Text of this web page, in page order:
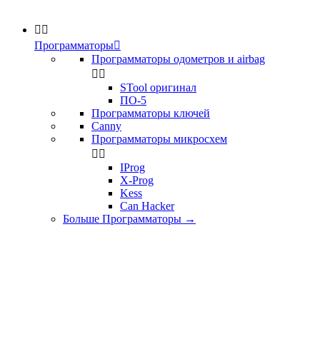
 
Программаторы
Программаторы одометров и airbag
 
STool оригинал
ПО-5
Программаторы ключей
Canny
Программаторы микросхем
 
IProg
X-Prog
Kess
Can Hacker
Больше Программаторы →